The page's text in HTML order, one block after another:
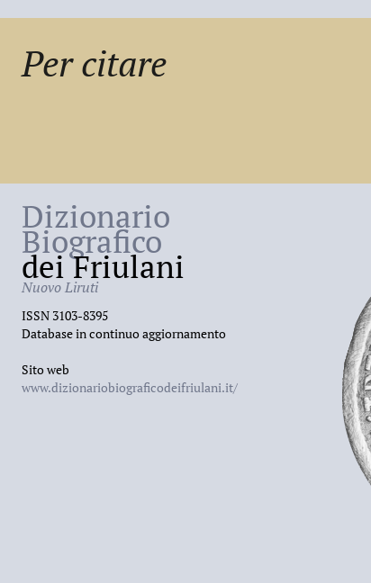
Per citare
Dizionario
Biografico
dei Friulani
Nuovo Liruti
ISSN 3103-8395
Database in continuo aggiornamento
Sito web
www.dizionariobiograficodeifriulani.it/